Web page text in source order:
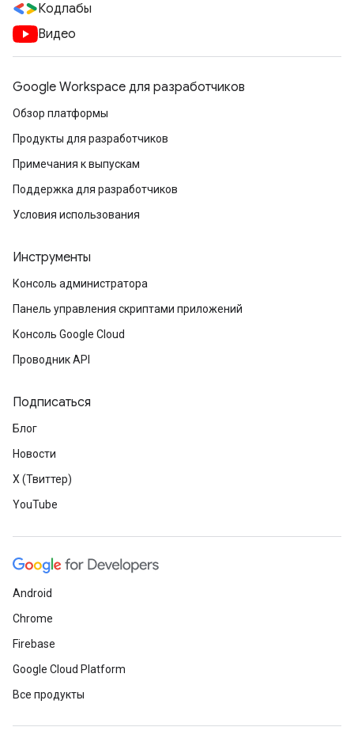
Кодлабы
Видео
Google Workspace для разработчиков
Обзор платформы
Продукты для разработчиков
Примечания к выпускам
Поддержка для разработчиков
Условия использования
Инструменты
Консоль администратора
Панель управления скриптами приложений
Консоль Google Cloud
Проводник API
Подписаться
Блог
Новости
X (Твиттер)
YouTube
Android
Chrome
Firebase
Google Cloud Platform
Все продукты